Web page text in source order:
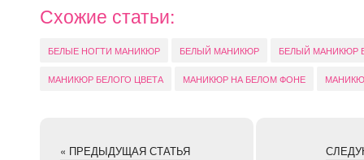
Схожие статьи:
БЕЛЫЕ НОГТИ МАНИКЮР БЕЛЫЙ МАНИКЮР БЕЛЫЙ МАНИКЮР
МАНИКЮР БЕЛОГО ЦВЕТА МАНИКЮР НА БЕЛОМ ФОНЕ
« ПРЕДЫДУЩАЯ СТАТЬЯ